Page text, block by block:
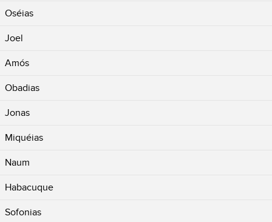
Oséias
Joel
Amós
Obadias
Jonas
Miquéias
Naum
Habacuque
Sofonias